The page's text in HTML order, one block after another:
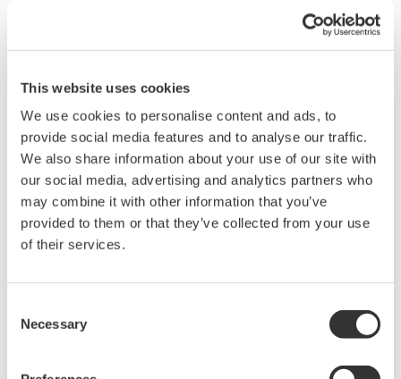
This website uses cookies
We use cookies to personalise content and ads, to
provide social media features and to analyse our traffic.
We also share information about your use of our site with
our social media, advertising and analytics partners who
may combine it with other information that you’ve
provided to them or that they’ve collected from your use
of their services.
Selection
Necessary
de control a PetroChina y a operadores de grandes
instalaciones de abastecimiento de agua en China, así
como a la excelencia de sus productos, su capacidad de
acogió favorablemente la propuesta de Yokogawa de
construir un entorno operativo óptimo basado en una
plataforma de sistema de control estable que utiliza
Gestión de alarma avanzado y comunicaciones de alta
velocidad. Alentado por este pedido, Yokogawa seguirá
esforzándose por satisfacer las necesidades de los
clientes y ampliar así su negocio de control en China,
corporativa.